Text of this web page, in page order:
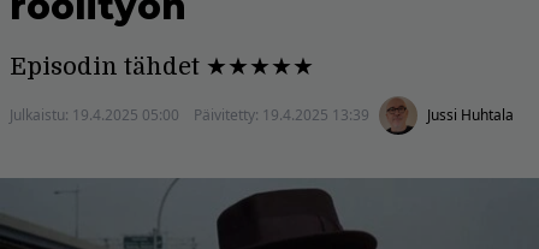
Episodin tähdet ★★★★★
Julkaistu: 19.4.2025 05:00 Päivitetty: 19.4.2025 13:39 Jussi Huhtala